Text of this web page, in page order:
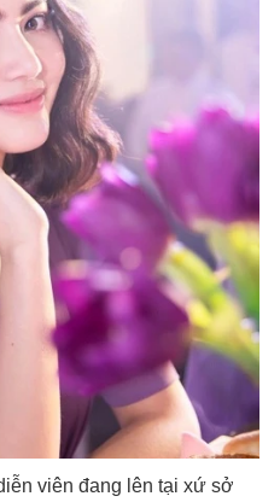
viên đang lên tại xứ sở